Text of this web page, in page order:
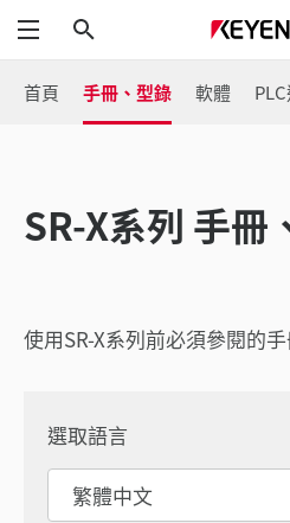
功能表
首頁 手冊、型錄 軟體
SR-X系列 手冊
使用SR-X系列前必須參閱的手
選取語言